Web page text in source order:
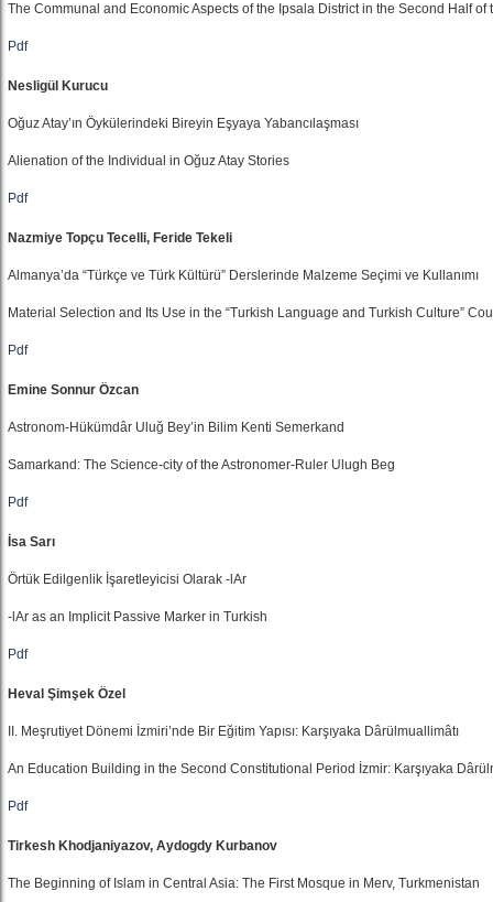
The Communal and Economic Aspects of the Ipsala District in the Second Half of
Pdf
Nesligül Kurucu
Oğuz Atay’ın Öykülerindeki Bireyin Eşyaya Yabancılaşması
Alienation of the Individual in Oğuz Atay Stories
Pdf
Nazmiye Topçu Tecelli, Feride Tekeli
Almanya’da “Türkçe ve Türk Kültürü” Derslerinde Malzeme Seçimi ve Kullanımı
Material Selection and Its Use in the “Turkish Language and Turkish Culture”
Pdf
Emine Sonnur Özcan
Astronom-Hükümdâr Uluğ Bey’in Bilim Kenti Semerkand
Samarkand: The Science-city of the Astronomer-Ruler Ulugh Beg
Pdf
İsa Sarı
Örtük Edilgenlik İşaretleyicisi Olarak -lAr
-lAr as an Implicit Passive Marker in Turkish
Pdf
Heval Şimşek Özel
II. Meşrutiyet Dönemi İzmiri’nde Bir Eğitim Yapısı: Karşıyaka Dârülmuallimâtı
An Education Building in the Second Constitutional Period İzmir: Karşıyaka
Pdf
Тirkesh Khodjaniyazov, Aydogdy Kurbanov
The Beginning of Islam in Central Asia: The First Mosque in Merv, Turkmenistan